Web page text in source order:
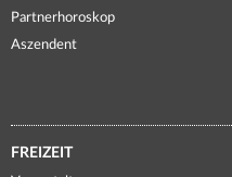
Partnerhoroskop
Aszendent
FREIZEIT